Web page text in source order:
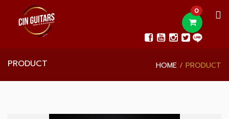
0
PRODUCT HOME PRODUCT